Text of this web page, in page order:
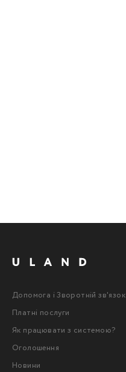
Допомога і Зворотній зв'язок
Платні послуги
Як працювати з системою?
Оголошення
Новини